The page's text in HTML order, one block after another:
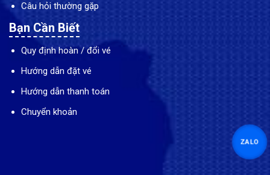
Câu hỏi thường gặp
Bạn Cần Biết
Quy định hoàn / đổi vé
Hướng dẫn đặt vé
Hướng dẫn thanh toán
Chuyển khoản
ZALO